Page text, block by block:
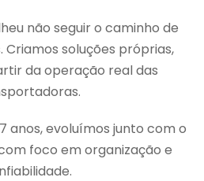
não seguir o caminho de
Criamos soluções próprias,
da operação real das
anos, evoluímos junto com o
foco em organização e